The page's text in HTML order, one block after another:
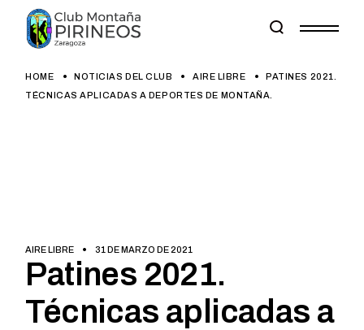
content
HOME NOTICIAS DEL CLUB AIRE LIBRE
PATINES 2021.
TÉCNICAS APLICADAS A DEPORTES DE MONTAÑA.
AIRE LIBRE 31 DE MARZO DE 2021
Patines 2021.
Técnicas aplicadas a